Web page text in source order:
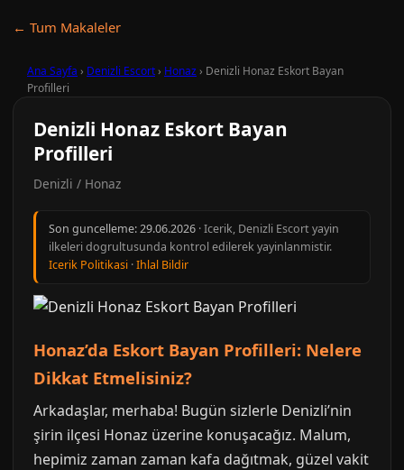
← Tum Makaleler
Ana Sayfa › Denizli Escort› Honaz› Denizli Honaz Eskort Bayan
Profilleri
Denizli Honaz Eskort Bayan
Profilleri
Denizli / Honaz
Son guncelleme:29.06.2026 · Icerik, Denizli Escort yayin
ilkeleri dogrultusunda kontrol edilerek yayinlanmistir.
Icerik Politikasi ·Ihlal Bildir
Honaz’da Eskort Bayan Profilleri: Nelere
Dikkat Etmelisiniz?
Arkadaşlar, merhaba! Bugün sizlerle Denizli’nin
şirin ilçesi Honaz üzerine konuşacağız. Malum,
hepimiz zaman zaman kafa dağıtmak, güzel vakit